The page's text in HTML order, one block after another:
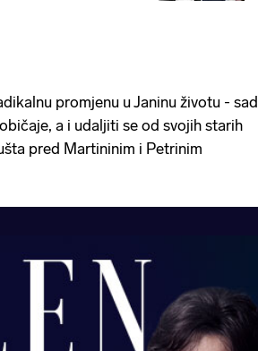
promjenu u Janinu životu - sad
a i udaljiti se od svojih starih
pred Martininim i Petrinim